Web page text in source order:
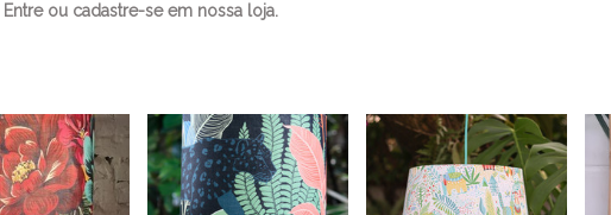
Entreou cadastre-seem nossa loja.